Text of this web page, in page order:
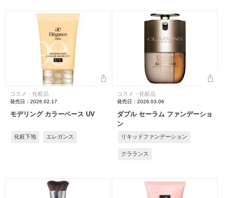
コスメ・化粧品
発売日：2026.02.17
モデリング カラーベース UV
化粧下地 エレガンス
コスメ・化粧品
発売日：2026.03.06
ダブル セーラム ファンデーショ
ン
リキッドファンデーション
クラランス